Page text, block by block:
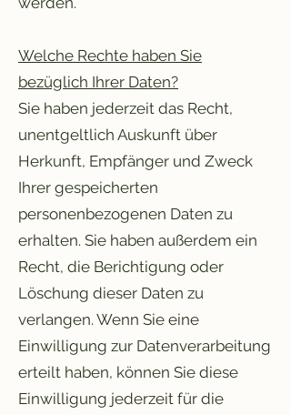
Welche Rechte haben Sie
bezüglich Ihrer Daten?
Sie haben jederzeit das Recht,
unentgeltlich Auskunft über
Herkunft, Empfänger und Zweck
Ihrer gespeicherten
personenbezogenen Daten zu
erhalten. Sie haben außerdem ein
Recht, die Berichtigung oder
Löschung dieser Daten zu
verlangen. Wenn Sie eine
Einwilligung zur Datenverarbeitung
erteilt haben, können Sie diese
Einwilligung jederzeit für die